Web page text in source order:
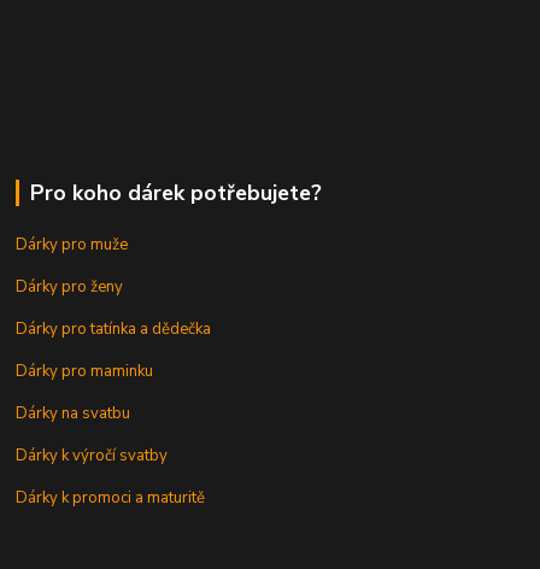
Pro koho dárek potřebujete?
Dárky pro muže
Dárky pro ženy
Dárky pro tatínka a dědečka
Dárky pro maminku
Dárky na svatbu
Dárky k výročí svatby
Dárky k promoci a maturitě